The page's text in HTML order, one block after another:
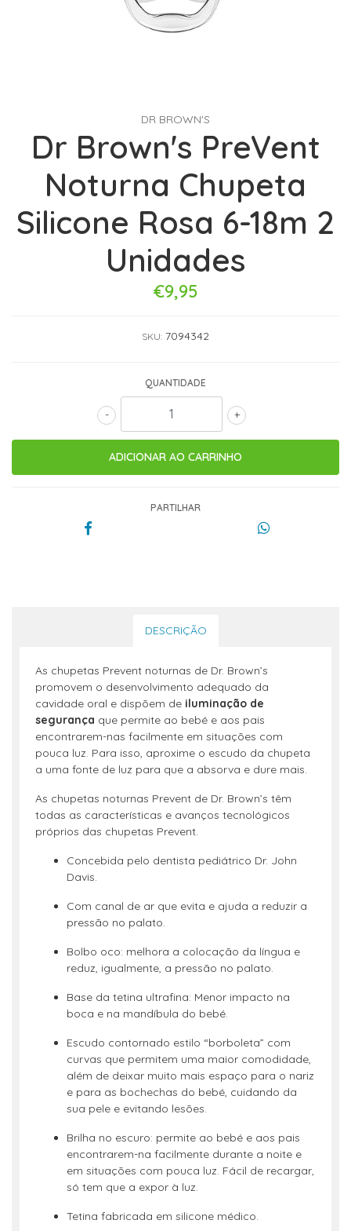
DR BROWN'S
Dr Brown's PreVent
Noturna Chupeta
Silicone Rosa 6-18m 2
Unidades
€9,95
SKU: 7094342
QUANTIDADE
+
-
PARTILHAR
DESCRIÇÃO
As chupetas Prevent noturnas de Dr. Brown’s
promovem o desenvolvimento adequado da
cavidade oral e dispõem de iluminação de
segurança que permite ao bebé e aos pais
encontrarem-nas facilmente em situações com
pouca luz. Para isso, aproxime o escudo da chupeta
a uma fonte de luz para que a absorva e dure mais.
As chupetas noturnas Prevent de Dr. Brown’s têm
todas as características e avanços tecnológicos
próprios das chupetas Prevent.
Concebida pelo dentista pediátrico Dr. John
Davis.
Com canal de ar que evita e ajuda a reduzir a
pressão no palato.
Bolbo oco: melhora a colocação da língua e
reduz, igualmente, a pressão no palato.
Base da tetina ultrafina: Menor impacto na
boca e na mandíbula do bebé.
Escudo contornado estilo “borboleta” com
curvas que permitem uma maior comodidade,
além de deixar muito mais espaço para o nariz
e para as bochechas do bebé, cuidando da
sua pele e evitando lesões.
Brilha no escuro: permite ao bebé e aos pais
encontrarem-na facilmente durante a noite e
em situações com pouca luz. Fácil de recargar,
só tem que a expor à luz.
Tetina fabricada em silicone médico.